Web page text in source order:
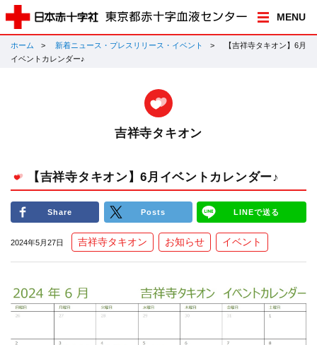
MENU
ホーム 新着ニュース・プレスリリース・イベント
【吉祥寺タキオン】6月
イベントカレンダー♪
吉祥寺タキオン
【吉祥寺タキオン】6月イベントカレンダー♪
Share Posts LINEで送る
2024年5月27日 吉祥寺タキオン お知らせ イベント